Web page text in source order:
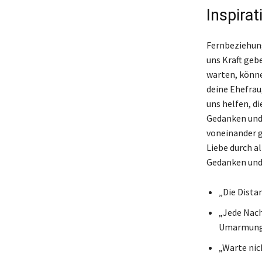
uns Kraft
warten,
deine
uns helfen,
Gedanken
voneinander
Liebe durch
Gedanken
„Die
„Jede
„Warte